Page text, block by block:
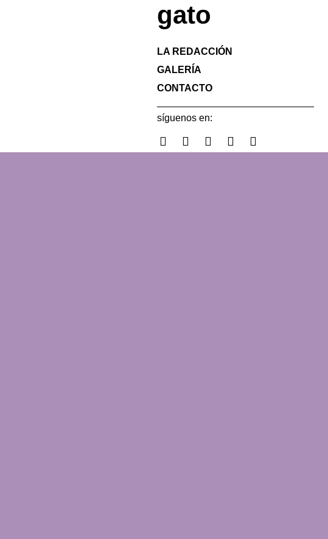
gato
LA REDACCIÓN
GALERÍA
CONTACTO
síguenos en: